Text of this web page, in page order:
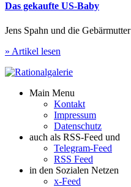
Das gekaufte US-Baby
Jens Spahn und die Gebärmutter
» Artikel lesen
Main Menu
Kontakt
Impressum
Datenschutz
auch als RSS-Feed und
Telegram-Feed
RSS Feed
in den Sozialen Netzen
x-Feed